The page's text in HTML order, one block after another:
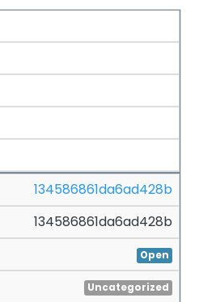
134586861da6ad428b
134586861da6ad428b
Open
Uncategorized